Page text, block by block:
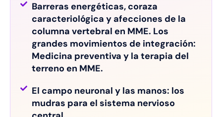
Barreras energéticas, coraza
caracteriológica y afecciones de la
columna vertebral en MME. Los
grandes movimientos de integración:
Medicina preventiva y la terapia del
terreno en MME.
El campo neuronal y las manos: los
mudras para el sistema nervioso